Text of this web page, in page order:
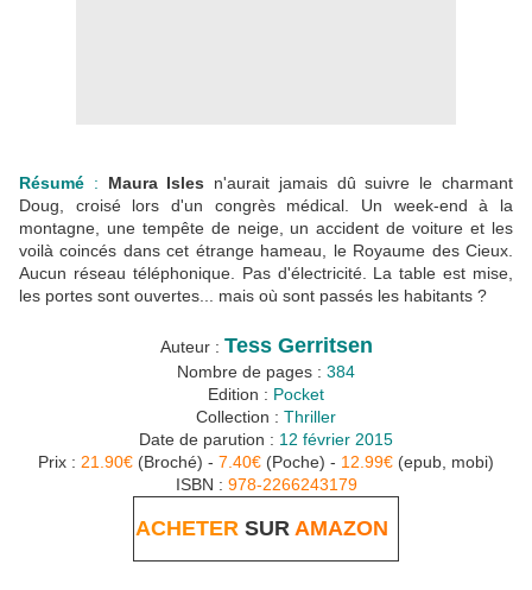
Résumé : Maura Isles n'aurait jamais dû suivre le charmant
Doug, croisé lors d'un congrès médical. Un week-end à la
montagne, une tempête de neige, un accident de voiture et les
voilà coincés dans cet étrange hameau, le Royaume des Cieux.
Aucun réseau téléphonique. Pas d'électricité. La table est mise,
les portes sont ouvertes... mais où sont passés les habitants ?
Auteur : Tess Gerritsen
Nombre de pages : 384
Edition : Pocket
Collection : Thriller
Date de parution : 12 février 2015
Prix : 21.90€ (Broché) - 7.40€ (Poche) - 12.99€ (epub, mobi)
ISBN : 978-2266243179
ACHETER SUR AMAZON